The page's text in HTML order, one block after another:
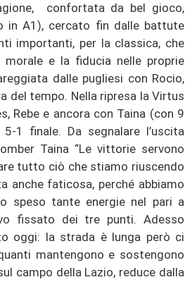
confortata da bel gioco,
in A1), cercato fin dalle battute
importanti, per la classica, che
e la fiducia nelle proprie
dalle pugliesi con Rocio,
del tempo. Nella ripresa la Virtus
Rebe e ancora con Taina (con 9
finale. Da segnalare l’uscita
Taina “Le vittorie servono
tutto ciò che stiamo riuscendo
anche faticosa, perché abbiamo
speso tante energie nel pari a
fissato dei tre punti. Adesso
oggi: la strada è lunga però ci
mantengono e sostengono
campo della Lazio, reduce dalla